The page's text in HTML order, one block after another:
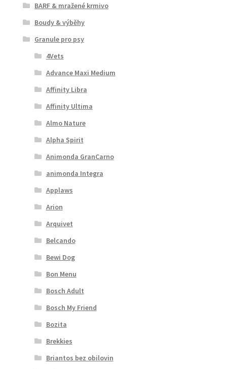
BARF & mražené krmivo
Boudy & výběhy
Granule pro psy
4Vets
Advance Maxi Medium
Affinity Libra
Affinity Ultima
Almo Nature
Alpha Spirit
Animonda GranCarno
animonda Integra
Applaws
Arion
Arquivet
Belcando
Bewi Dog
Bon Menu
Bosch Adult
Bosch My Friend
Bozita
Brekkies
Briantos bez obilovin